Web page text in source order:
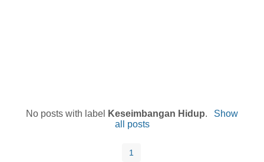
No posts with label Keseimbangan Hidup.
Show
all posts
1